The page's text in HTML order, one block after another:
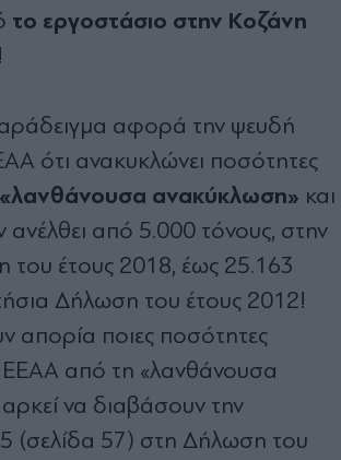
το εργοστάσιο στην Κοζάνη
!
αφορά την ψευδή
ότι ανακυκλώνει ποσότητες
«λανθάνουσα ανακύκλωση» και
ανέλθει από 5.000 τόνους, στην
του έτους 2018, έως 25.163
∆ήλωση του έτους 2012!
απορία ποιες ποσότητες
από τη «λανθάνουσα
να διαβάσουν την
(σελίδα 57) στη ∆ήλωση του